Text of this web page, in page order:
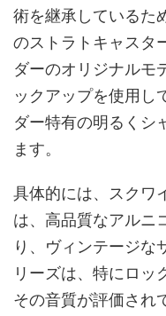
術を継承しているた
のストラトキャスタ
ダーのオリジナルモ
ックアップを使用し
ダー特有の明るくシ
ます。
具体的には、スクワ
は、高品質なアルニ
り、ヴィンテージな
リーズは、特にロッ
その音質が評価され